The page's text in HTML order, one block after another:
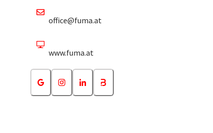
office@fuma.at
www.fuma.at